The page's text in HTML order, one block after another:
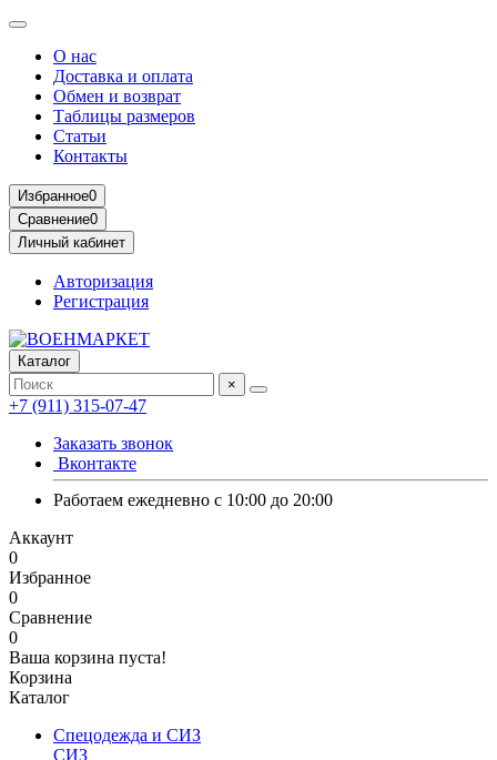
О нас
Доставка и оплата
Обмен и возврат
Таблицы размеров
Статьи
Контакты
Избранное0
Сравнение0
Личный кабинет
Авторизация
Регистрация
Каталог
×
+7 (911) 315-07-47
Заказать звонок
Вконтакте
Работаем ежедневно с 10:00 до 20:00
Аккаунт
0
Избранное
0
Сравнение
0
Ваша корзина пуста!
Корзина
Каталог
Спецодежда и СИЗ
СИЗ